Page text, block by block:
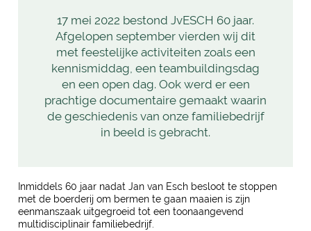
17 mei 2022 bestond JvESCH 60 jaar.
Afgelopen september vierden wij dit
met feestelijke activiteiten zoals een
kennismiddag, een teambuildingsdag
en een open dag. Ook werd er een
prachtige documentaire gemaakt waarin
de geschiedenis van onze familiebedrijf
in beeld is gebracht.
Inmiddels 60 jaar nadat Jan van Esch besloot te stoppen
met de boerderij om bermen te gaan maaien is zijn
eenmanszaak uitgegroeid tot een toonaangevend
multidisciplinairfamiliebedrijf.